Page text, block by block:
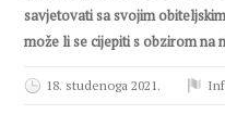
savjetovati sa svojim
može li se cijepitis obzirom na
18. studenoga 2021.